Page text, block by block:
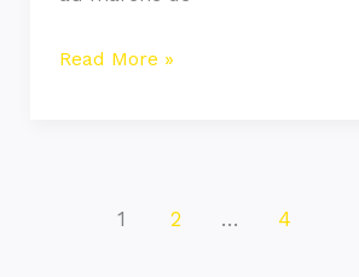
Read More »
1 2 … 4